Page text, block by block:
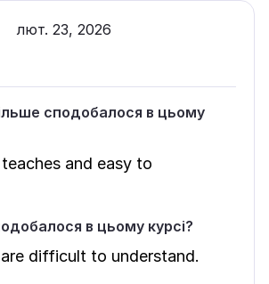
лют. 23, 2026
сподобалося в цьому
and easy to
в цьому курсі?
difficult to understand.